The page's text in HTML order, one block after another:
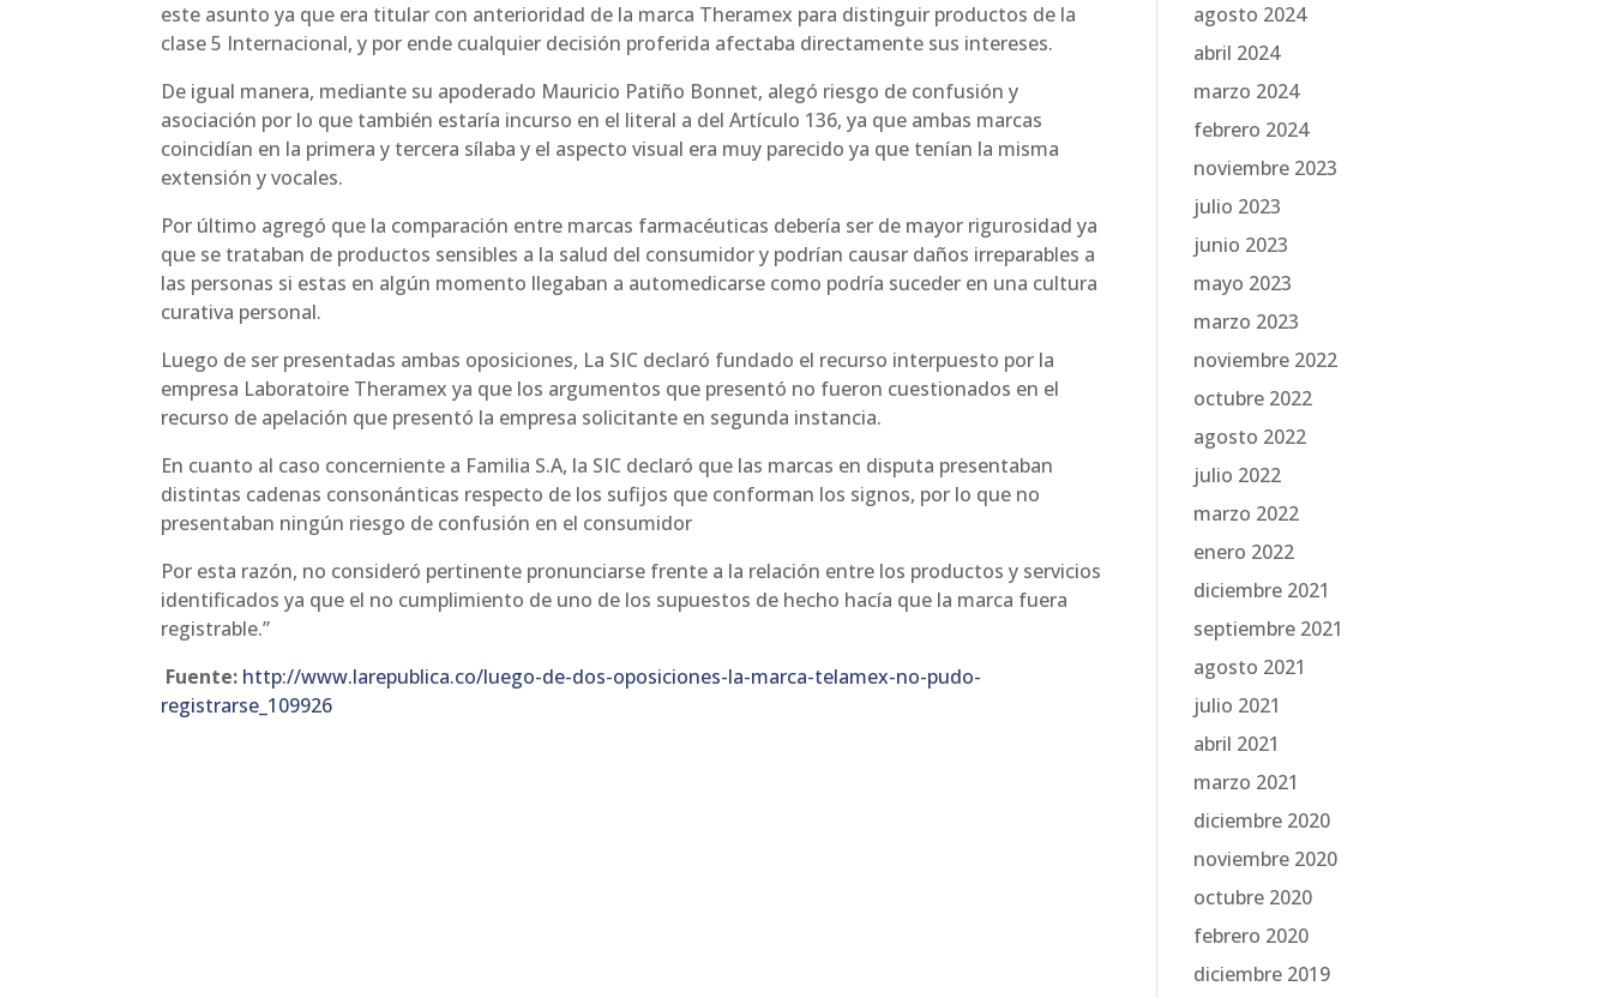
este asunto ya que era titular con anterioridad de la marca Theramex para distinguir productos de la
clase 5 Internacional, y por ende cualquier decisión proferida afectaba directamente sus intereses.
De igual manera, mediante su apoderado Mauricio Patiño Bonnet, alegó riesgo de confusión y
asociación por lo que también estaría incurso en el literal a del Artículo 136, ya que ambas marcas
coincidían en la primera y tercera sílaba y el aspecto visual era muy parecido ya que tenían la misma
extensión y vocales.
Por último agregó que la comparación entre marcas farmacéuticas debería ser de mayor rigurosidad ya
que se trataban de productos sensibles a la salud del consumidor y podrían causar daños irreparables a
las personas si estas en algún momento llegaban a automedicarse como podría suceder en una cultura
curativa personal.
Luego de ser presentadas ambas oposiciones, La SIC declaró fundado el recurso interpuesto por la
empresa Laboratoire Theramex ya que los argumentos que presentó no fueron cuestionados en el
recurso de apelación que presentó la empresa solicitante en segunda instancia.
En cuanto al caso concerniente a Familia S.A, la SIC declaró que las marcas en disputa presentaban
distintas cadenas consonánticas respecto de los sufijos que conforman los signos, por lo que no
presentaban ningún riesgo de confusión en el consumidor
Por esta razón, no consideró pertinente pronunciarse frente a la relación entre los productos y servicios
identificados ya que el no cumplimiento de uno de los supuestos de hecho hacía que la marca fuera
registrable.”
Fuente: http://www.larepublica.co/luego-de-dos-oposiciones-la-marca-telamex-no-pudo-
registrarse_109926
agosto 2024
abril 2024
marzo 2024
febrero 2024
noviembre 2023
julio 2023
junio 2023
mayo 2023
marzo 2023
noviembre 2022
octubre 2022
agosto 2022
julio 2022
marzo 2022
enero 2022
diciembre 2021
septiembre 2021
agosto 2021
julio 2021
abril 2021
marzo 2021
diciembre 2020
noviembre 2020
octubre 2020
febrero 2020
diciembre 2019